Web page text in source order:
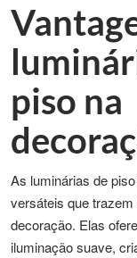
piso na
As luminárias de
versáteis que
decoração. Elas
iluminação suave,